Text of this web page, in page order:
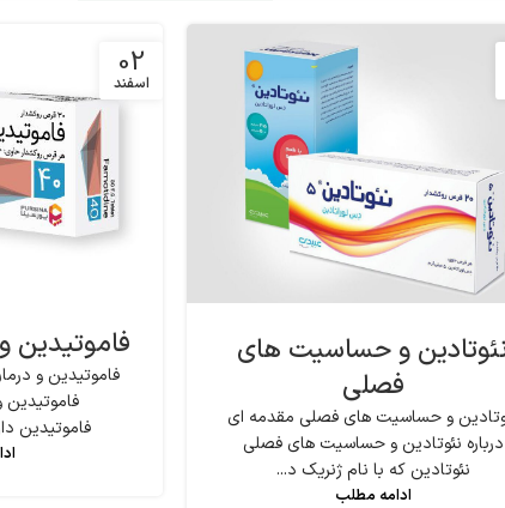
و حساسیت های
فصلی
و حساسیت های فصلی مقدمه ای
درباره نئوتادین و حساسیت های فصلی
نئوتادین که با نام ژنریک د...
ادامه مطلب
02
اسفند
فاموتیدین
فاموتیدین و
فاموتیدین